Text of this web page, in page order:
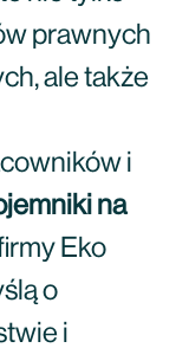
prawnych
ale także
i
na
Eko
o
i